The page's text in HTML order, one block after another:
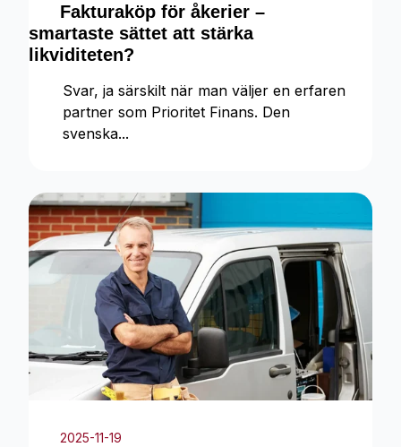
Fakturaköp för åkerier –
smartaste sättet att stärka
likviditeten?
Svar, ja särskilt när man väljer en erfaren
partner som Prioritet Finans. Den
svenska...
2025-11-19